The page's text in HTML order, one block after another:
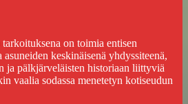
on toimia entisen
keskinäisenä yhdyssiteenä,
ja pälkjärveläisten historiaan liittyviä
vaalia sodassa menetetyn kotiseudun